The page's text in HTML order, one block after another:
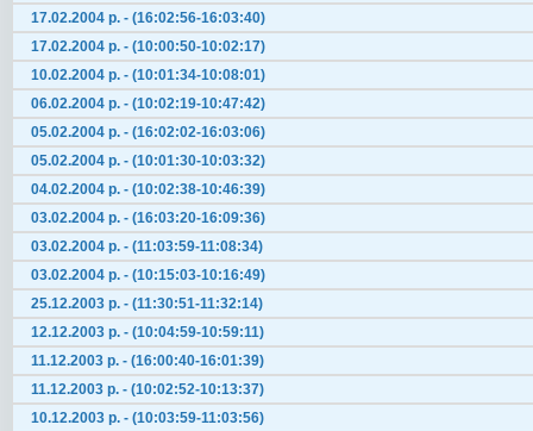
17.02.2004 р. - (16:02:56-16:03:40)
17.02.2004 р. - (10:00:50-10:02:17)
10.02.2004 р. - (10:01:34-10:08:01)
06.02.2004 р. - (10:02:19-10:47:42)
05.02.2004 р. - (16:02:02-16:03:06)
05.02.2004 р. - (10:01:30-10:03:32)
04.02.2004 р. - (10:02:38-10:46:39)
03.02.2004 р. - (16:03:20-16:09:36)
03.02.2004 р. - (11:03:59-11:08:34)
03.02.2004 р. - (10:15:03-10:16:49)
25.12.2003 р. - (11:30:51-11:32:14)
12.12.2003 р. - (10:04:59-10:59:11)
11.12.2003 р. - (16:00:40-16:01:39)
11.12.2003 р. - (10:02:52-10:13:37)
10.12.2003 р. - (10:03:59-11:03:56)